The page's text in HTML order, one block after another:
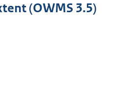
(OWMS 3.5)